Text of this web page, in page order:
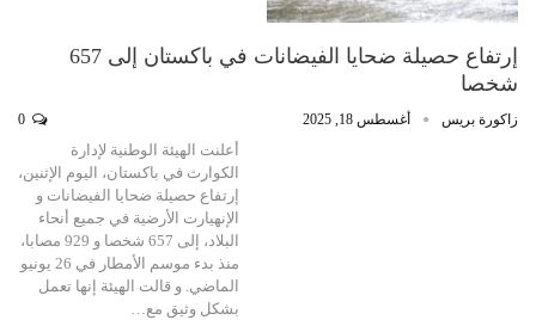
إرتفاع حصيلة ضحايا الفيضانات في باكستان إلى 657
شخصا
زاكورة بريس أغسطس 18, 2025
أعلنت الهيئة الوطنية لإدارة
الكوارث في باكستان، اليوم الإثنين،
إرتفاع حصيلة ضحايا الفيضانات و
الإنهيارت الأرضية في جميع أنحاء
البلاد، إلى 657 شخصا و 929 مصابا،
منذ بدء موسم الأمطار في 26 يونيو
الماضي. و قالت الهيئة إنها تعمل
بشكل وثيق مع…